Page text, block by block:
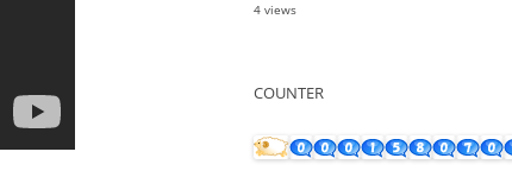
4 views
COUNTER